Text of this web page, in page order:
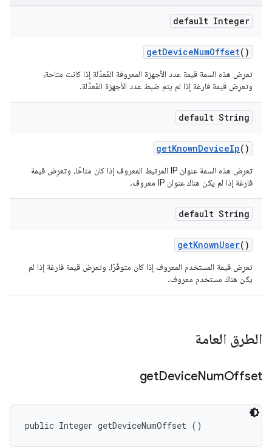
default Integer
getDeviceNumOffset()
تعرِض هذه السمة قيمة عدد الأجهزة المعروفة المُعدَّلة إذا كانت متاحة،
وتعرِض قيمة فارغة إذا لم يتم ضبط عدد الأجهزة المُعدَّلة.
default String
getKnownDeviceIp()
تعرِض هذه السمة عنوان IP المرتبط المعروف إذا كان متاحًا، وتعرِض قيمة
فارغة إذا لم يكن هناك عنوان IP معروف.
default String
getKnownUser()
تعرِض قيمة المستخدم المعروف إذا كان متوفّرًا، وتعرِض قيمة فارغة إذا لم
يكن هناك مستخدم معروف.
الطرق العامة
getDeviceNumOffset
public Integer getDeviceNumOffset ()